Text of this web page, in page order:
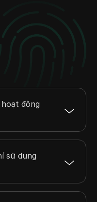
động
sử dụng